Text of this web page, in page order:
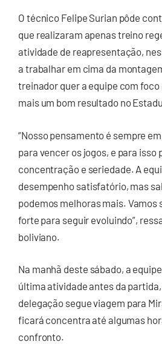
O técnico Felipe Surian pôde
que realizaram apenas treino
atividade de reapresentação,
a trabalhar em cima da
treinador quer a equipe com
mais um bom resultado no
“Nosso pensamento é sempre
para vencer os jogos, e para
concentração e seriedade. A
desempenho satisfatório, mas
podemos melhoras mais. Vamos
forte para seguir evoluindo”,
boliviano.
Na manhã deste sábado, a
última atividade antes da partida,
delegação segue viagem para
ficará concentra até algumas
confronto.